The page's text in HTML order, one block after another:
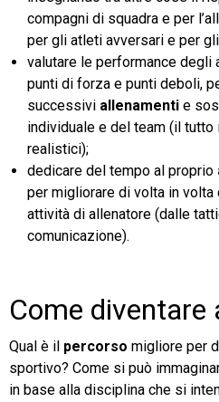
compagni di squadra e per
per gli atleti avversari e per
valutare le performance degli
punti di forza e punti deboli,
successivi allenamenti e
individuale e del team (il
realistici);
dedicare del tempo al proprio
per migliorare di volta in
attività di allenatore (dalle
comunicazione).
Come diventare
Qual è il percorso migliore per
sportivo? Come si può
in base alla disciplina che si